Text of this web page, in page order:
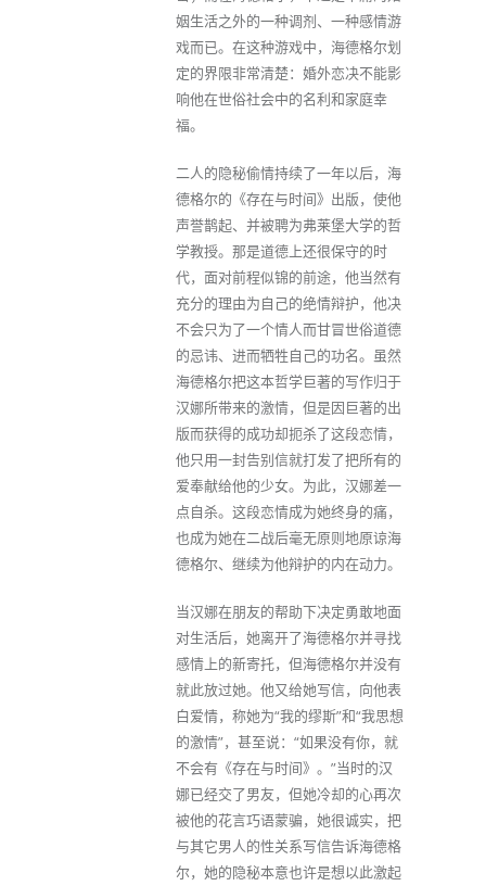
姻生活之外的一种调剂、一种感情游
戏而已。在这种游戏中，海德格尔划
定的界限非常清楚：婚外恋决不能影
响他在世俗社会中的名利和家庭幸
福。
二人的隐秘偷情持续了一年以后，海
德格尔的《存在与时间》出版，使他
声誉鹊起、并被聘为弗莱堡大学的哲
学教授。那是道德上还很保守的时
代，面对前程似锦的前途，他当然有
充分的理由为自己的绝情辩护，他决
不会只为了一个情人而甘冒世俗道德
的忌讳、进而牺牲自己的功名。虽然
海德格尔把这本哲学巨著的写作归于
汉娜所带来的激情，但是因巨著的出
版而获得的成功却扼杀了这段恋情，
他只用一封告别信就打发了把所有的
爱奉献给他的少女。为此，汉娜差一
点自杀。这段恋情成为她终身的痛，
也成为她在二战后毫无原则地原谅海
德格尔、继续为他辩护的内在动力。
当汉娜在朋友的帮助下决定勇敢地面
对生活后，她离开了海德格尔并寻找
感情上的新寄托，但海德格尔并没有
就此放过她。他又给她写信，向他表
白爱情，称她为“我的缪斯”和“我思想
的激情”，甚至说：“如果没有你，就
不会有《存在与时间》。”当时的汉
娜已经交了男友，但她冷却的心再次
被他的花言巧语蒙骗，她很诚实，把
与其它男人的性关系写信告诉海德格
尔，她的隐秘本意也许是想以此激起